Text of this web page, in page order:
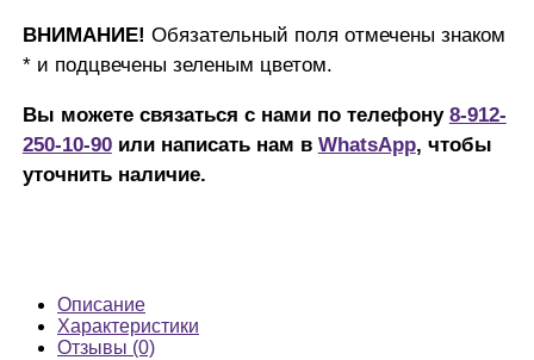
ВНИМАНИЕ! Обязательный поля отмечены знаком
* и подцвечены зеленым цветом.
Вы можете связаться с нами по телефону 8-912-
250-10-90или написать нам в WhatsApp, чтобы
уточнить наличие.
Описание
Характеристики
Отзывы (0)